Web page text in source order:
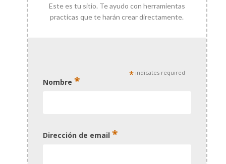
Este es tu sitio. Te ayudo con herramientas
practicas que te harán crear directamente.
* indicates required
Nombre *
Dirección de email *